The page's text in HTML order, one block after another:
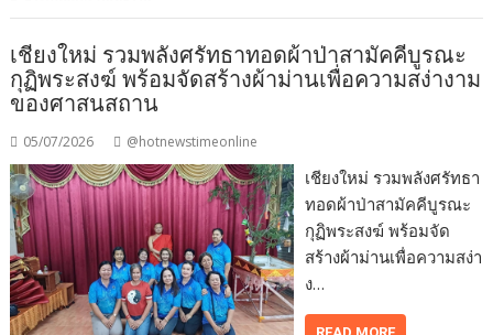
เชียงใหม่ รวมพลังศรัทธาทอดผ้าป่าสามัคคีบูรณะ
กุฏิพระสงฆ์ พร้อมจัดสร้างผ้าม่านเพื่อความสง่างาม
ของศาสนสถาน
05/07/2026 @hotnewstimeonline
เชียงใหม่ รวมพลังศรัทธา
ทอดผ้าป่าสามัคคีบูรณะ
กุฏิพระสงฆ์ พร้อมจัด
สร้างผ้าม่านเพื่อความสง่า
ง…